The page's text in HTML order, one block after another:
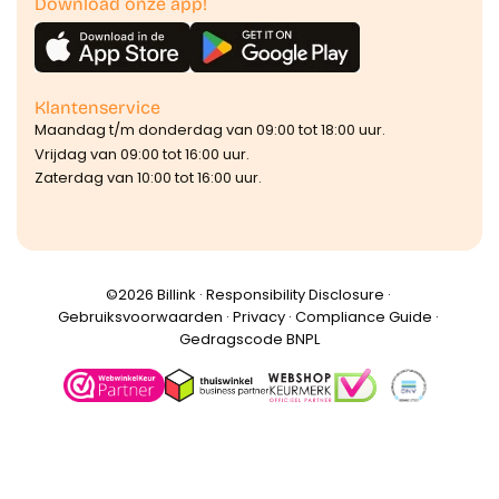
Klantenservice
Maandag t/m donderdag van 09:00 tot 18:00 uur.
Vrijdag van 09:00 tot 16:00 uur.
Zaterdag van 10:00 tot 16:00 uur.
©️2026 Billink · Responsibility Disclosure ·
Gebruiksvoorwaarden · Privacy· Compliance Guide ·
Gedragscode BNPL